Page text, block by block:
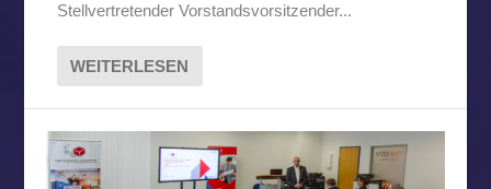
Stellvertretender Vorstandsvorsitzender...
WEITERLESEN